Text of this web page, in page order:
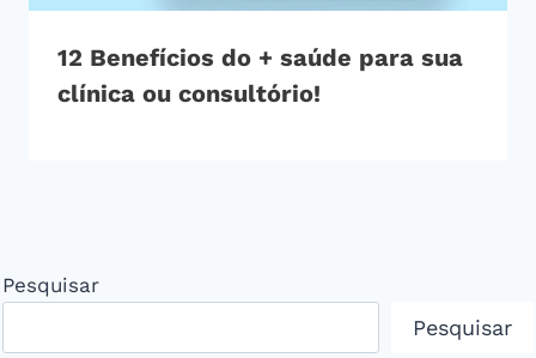
12 Benefícios do + saúde para sua
clínica ou consultório!
Pesquisar
Pesquisar